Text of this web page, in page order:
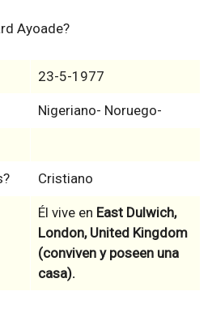
Ayoade?
23-5-1977
Nigeriano- Noruego-
Cristiano
Él vive en East Dulwich,
London, United Kingdom
(conviven y poseen una
casa).